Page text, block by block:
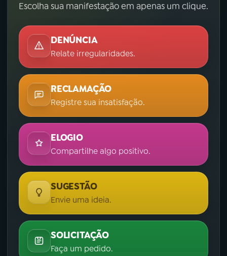
Escolha sua manifestação em apenas um clique.
DENÚNCIA
Relate irregularidades.
RECLAMAÇÃO
Registre sua insatisfação.
ELOGIO
Compartilhe algo positivo.
SUGESTÃO
Envie uma ideia.
SOLICITAÇÃO
Faça um pedido.